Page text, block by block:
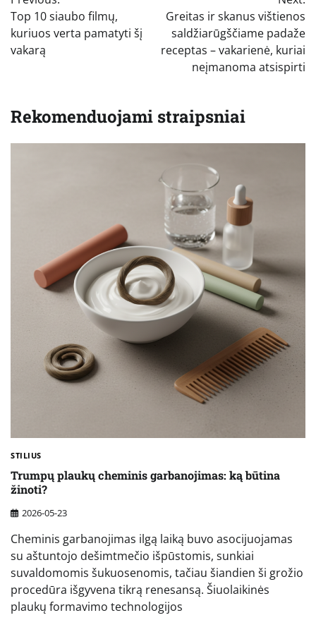
tarp
įrašų
Top 10 siaubo filmų,
kuriuos verta pamatyti šį
vakarą
Greitas ir skanus vištienos
saldžiarūgščiame padaže
receptas – vakarienė, kuriai
neįmanoma atsispirti
Rekomenduojami straipsniai
STILIUS
Trumpų plaukų cheminis garbanojimas: ką būtina
žinoti?
2026-05-23
Cheminis garbanojimas ilgą laiką buvo asocijuojamas
su aštuntojo dešimtmečio išpūstomis, sunkiai
suvaldomomis šukuosenomis, tačiau šiandien ši grožio
procedūra išgyvena tikrą renesansą. Šiuolaikinės
plaukų formavimo technologijos